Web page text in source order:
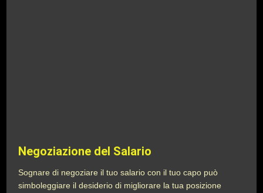
Negoziazione del Salario
Sognare di negoziare il tuo salario con il tuo capo può
simboleggiare il desiderio di migliorare la tua posizione